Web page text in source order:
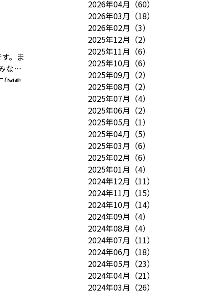
。 ま
なさ
(⋈◍
2026年04月 （60）
2026年03月 （18）
2026年02月 （3）
2025年12月 （2）
2025年11月 （6）
2025年10月 （6）
2025年09月 （2）
2025年08月 （2）
2025年07月 （4）
2025年06月 （2）
2025年05月 （1）
2025年04月 （5）
2025年03月 （6）
2025年02月 （6）
2025年01月 （4）
2024年12月 （11）
2024年11月 （15）
2024年10月 （14）
2024年09月 （4）
2024年08月 （4）
2024年07月 （11）
2024年06月 （18）
2024年05月 （23）
2024年04月 （21）
2024年03月 （26）